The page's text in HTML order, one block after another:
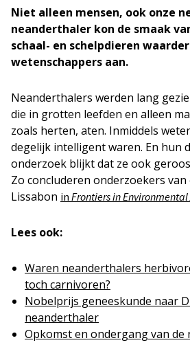
Niet alleen mensen, ook onze
neanderthaler kon de smaak
schaal- en schelpdieren
wetenschappers aan.
Neanderthalers werden lang
die in grotten leefden en alleen
zoals herten, aten. Inmiddels
degelijk intelligent waren. En hun
onderzoek blijkt dat ze ook
Zo concluderen onderzoekers
Lissabon in Frontiers in
Lees ook:
Waren neanderthalers
toch carnivoren?
Nobelprijs geneeskunde naar
neanderthaler
Opkomst en ondergang van de